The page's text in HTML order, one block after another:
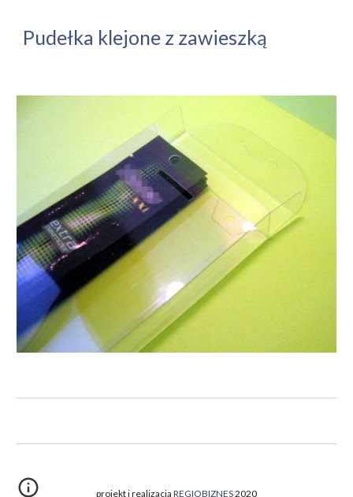
Pudełka klejone z zawieszką
projekt i realizacja REGIOBIZNES2020